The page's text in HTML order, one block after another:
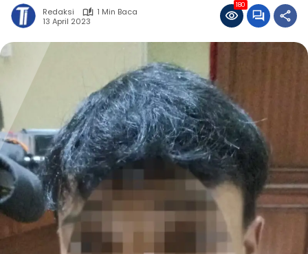
Redaksi
1 Min Baca
13 April 2023
180